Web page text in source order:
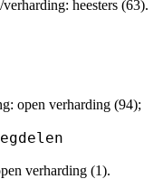
heesters (63).
open verharding (94);
verharding (1).